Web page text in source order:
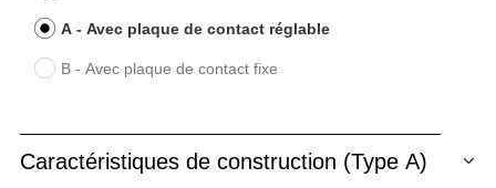
A - Avec plaque de contact réglable
B - Avec plaque de contact fixe
Caractéristiques de construction (Type A)